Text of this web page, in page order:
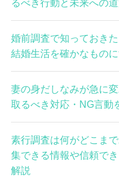
るべき行動と未来への
婚前調査で知っておき
結婚生活を確かなもの
妻の身だしなみが急に
取るべき対応・NG言動
素行調査は何がどこま
集できる情報や信頼で
解説